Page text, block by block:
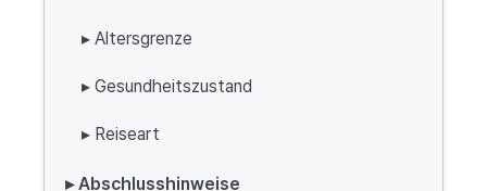
▸ Altersgrenze
▸ Gesundheitszustand
▸ Reiseart
▸ Abschlusshinweise